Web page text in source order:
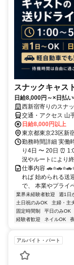
スナックキャス
日給8,000円～×日払
西新宿寄りのスナ
交通・アクセス 山
宿三丁目駅」徒歩7分
日給8,000円以上
東京都東京23区新
勤務時間詳細 実働
り4日 〜 20日 ⏰
況やルートにより
仕事内容
れば 始められる送
で、 本業やプライ
業界未経験者歓迎 週1日
土日祝のみOK
主婦・主
固定時間制
平日のみOK
経験者歓迎
ネイルOK
アルバイト・パート